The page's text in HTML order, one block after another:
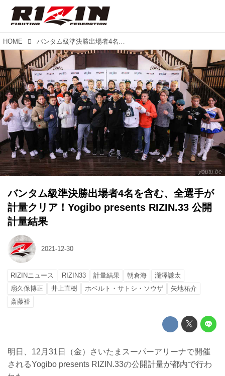
HOME バンタム級準決勝出場者4名を含む、全選手が計量クリア！Yogibo presents RIZIN.33 公開計量結果
youtu.be
バンタム級準決勝出場者4名を含む、全選手が
計量クリア！Yogibo presents RIZIN.33 公開
計量結果
2021-12-30
RIZINニュース RIZIN33 計量結果 朝倉海
瀧澤謙太
扇久保博正
井上直樹 ホベルト・サトシ・ソウザ
矢地祐介
斎藤裕
明日、12月31日（金）さいたまスーパーアリーナで開催
されるYogibo presents RIZIN.33の公開計量が都内で行わ